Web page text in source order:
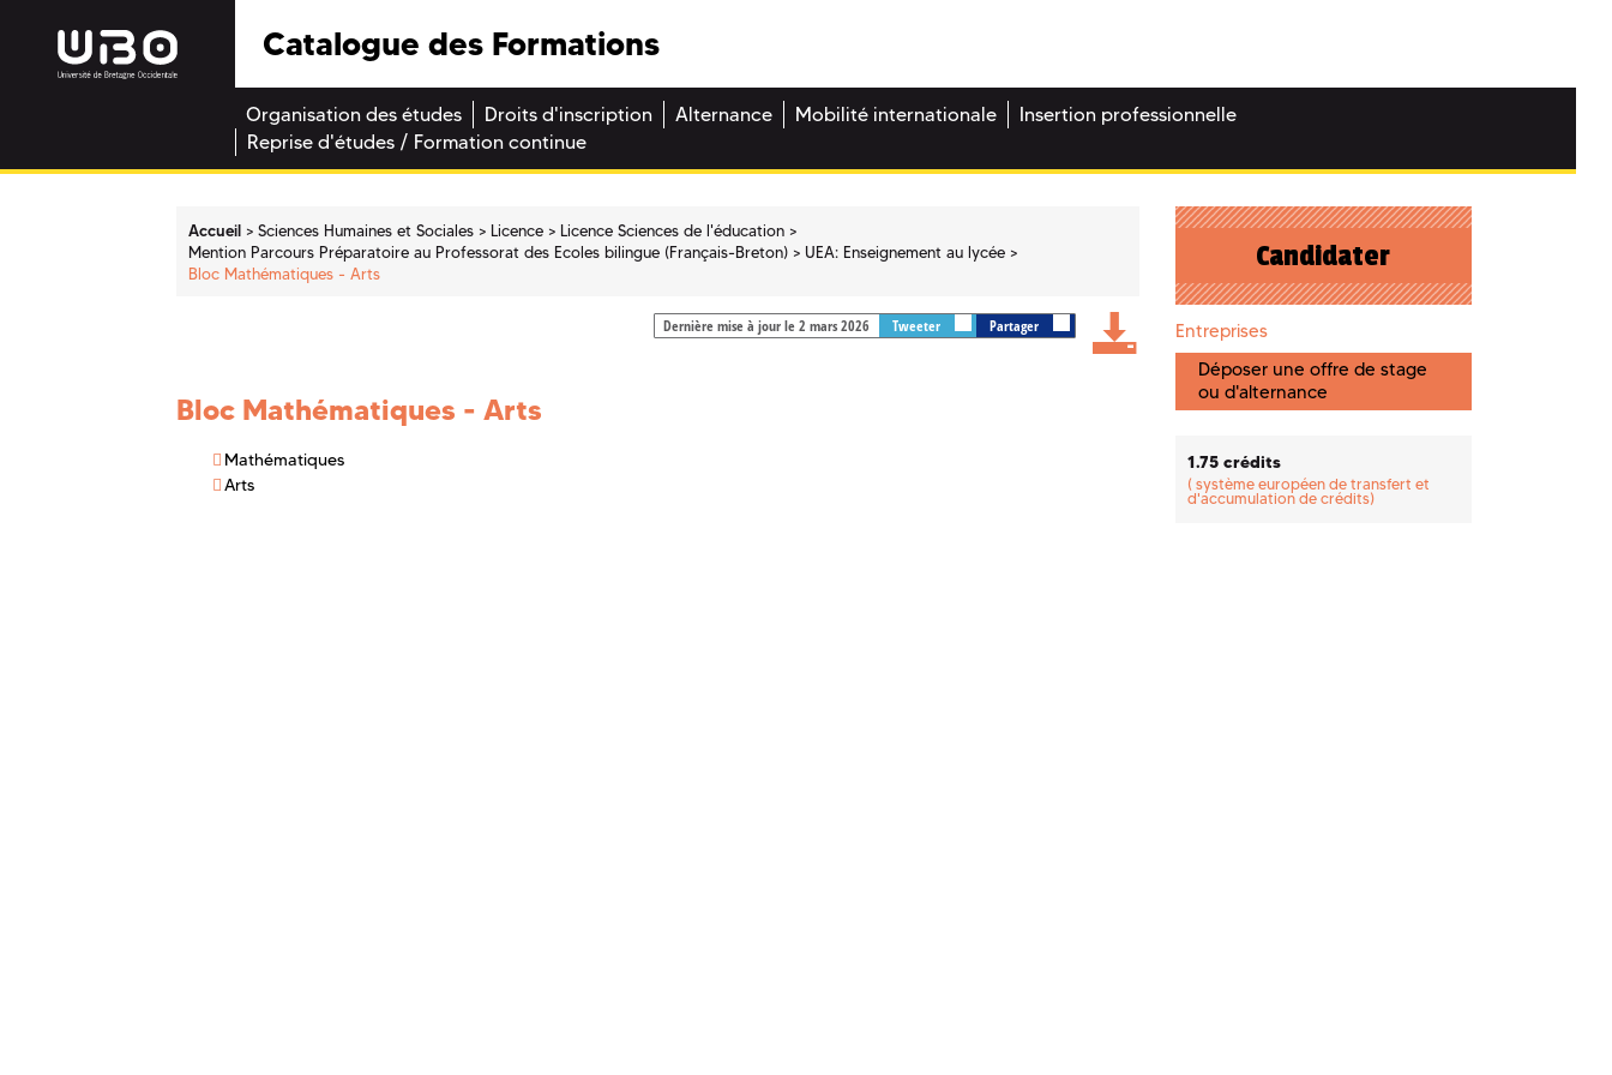
Catalogue des Formations
Organisation des études Droits d'inscription Alternance Mobilité internationale
Insertion professionnelle
Reprise d'études / Formation continue
Accueil Sciences Humaines et Sociales Licence
Licence Sciences de l'éducation
Mention Parcours Préparatoire au Professorat des Ecoles bilingue (Français-Breton)
UEA: Enseignement au lycée
Bloc Mathématiques - Arts
Dernière mise à jour le 2 mars 2026 Tweeter Partager
Bloc Mathématiques - Arts
Mathématiques
Arts
Candidater
Entreprises
Déposer une offre de stage
ou d'alternance
1.75 crédits
( système européen de transfert et
d'accumulation de crédits)